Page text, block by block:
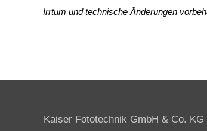
Irrtum und technische Änderungen
Kaiser Fototechnik GmbH & Co. KG